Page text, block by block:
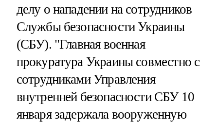
делу о нападении на сотрудников
Службы безопасности Украины
(СБУ). "Главная военная
прокуратура Украины совместно с
сотрудниками Управления
внутренней безопасности СБУ 10
января задержала вооруженную